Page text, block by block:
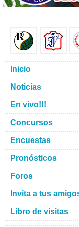
Inicio
Noticias
En vivo!!!
Concursos
Encuestas
Pronósticos
Foros
Invita a tus
Libro de visitas